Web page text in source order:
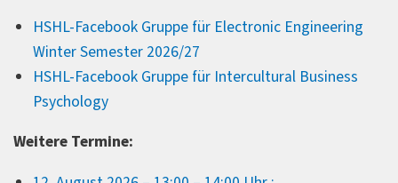
HSHL-Facebook Gruppe für Electronic Engineering
Winter Semester 2026/27
HSHL-Facebook Gruppe für Intercultural Business
Psychology
Weitere Termine: